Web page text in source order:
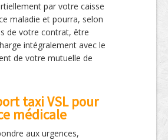
par votre caisse
maladie et pourra, selon
de votre contrat, être
intégralement avec le
de votre mutuelle de
taxi VSL pour
médicale
aux urgences,